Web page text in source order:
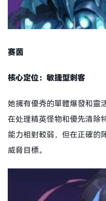
赛茵
核心定位：敏捷型刺客
她擁有優秀的單體爆發和靈
在处理精英怪物和優先清除
能力相對較弱，但在正確的
威脅目標。